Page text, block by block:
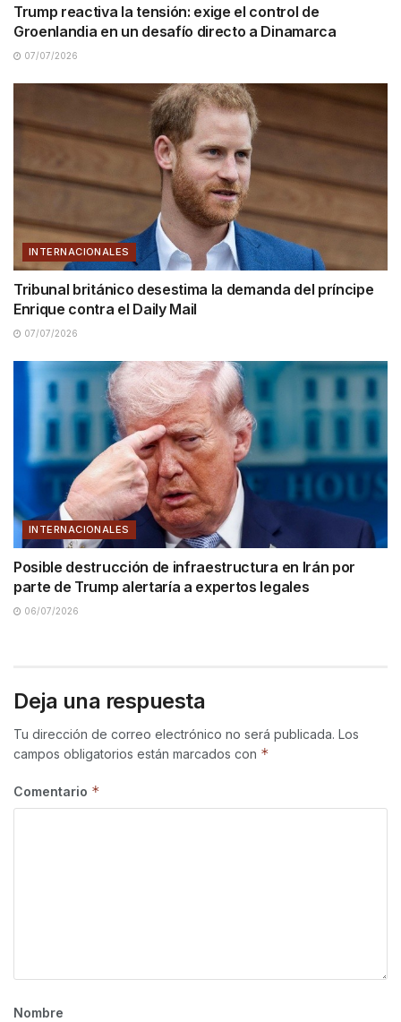
Trump reactiva la tensión: exige el control de
Groenlandia en un desafío directo a Dinamarca
07/07/2026
INTERNACIONALES
Tribunal británico desestima la demanda del príncipe
Enrique contra el Daily Mail
07/07/2026
INTERNACIONALES
Posible destrucción de infraestructura en Irán por
parte de Trump alertaría a expertos legales
06/07/2026
Deja una respuesta
Tu dirección de correo electrónico no será publicada. Los
campos obligatorios están marcados con *
Comentario *
Nombre